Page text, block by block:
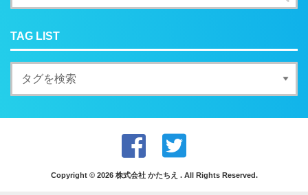
TAG LIST
Copyright © 2026 株式会社 かたちえ . All Rights Reserved.